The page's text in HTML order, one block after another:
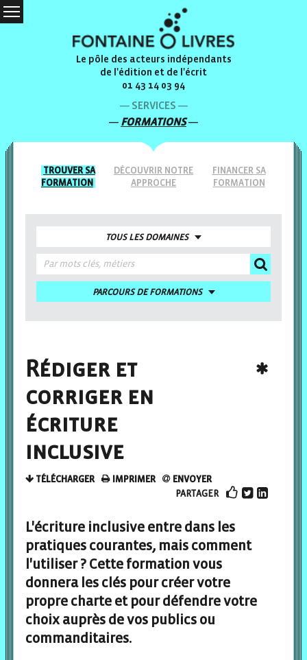
Le pôle des acteurs indépendants
de l'édition et de l'écrit
01 43 14 03 94
SERVICES
FORMATIONS
TROUVER SA
FORMATION
DÉCOUVRIR NOTRE
APPROCHE
FINANCER SA
FORMATION
TOUS LES DOMAINES
PARCOURS DE FORMATIONS
Rédiger et
corriger en
écriture
inclusive
TÉLÉCHARGER IMPRIMER
ENVOYER
PARTAGER
L'écriture inclusive entre dans les
pratiques courantes, mais comment
l'utiliser ? Cette formation vous
donnera les clés pour créer votre
propre charte et pour défendre votre
choix auprès de vos publics ou
commanditaires.